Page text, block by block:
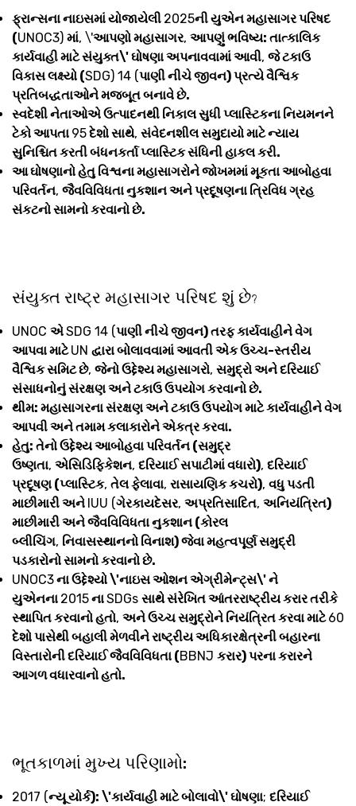
ફ્રાન્સના નાઇસમાં યોજાયેલી 2025ની યુએન મહાસાગર પરિષદ
(UNOC3) માં, \'આપણો મહાસાગર, આપણું ભવિષ્ય: તાત્કાલિક
કાર્યવાહી માટે સંયુક્ત\' ઘોષણા અપનાવવામાં આવી, જે ટકાઉ
વિકાસ લક્ષ્યો (SDG) 14 (પાણી નીચે જીવન) પ્રત્યે વૈશ્વિક
પ્રતિબદ્ધતાઓને મજબૂત બનાવે છે.
સ્વદેશી નેતાઓએ ઉત્પાદનથી નિકાલ સુધી પ્લાસ્ટિકના નિયમનને
ટેકો આપતા 95દેશો સાથે, સંવેદનશીલ સમુદાયો માટે ન્યાય
સુનિશ્ચિત કરતી બંધનકર્તા પ્લાસ્ટિક સંધિની હાકલ કરી.
આ ઘોષણાનો હેતુ વિશ્વના મહાસાગરોને જોખમમાં મૂકતા આબોહવા
પરિવર્તન, જૈવવિવિધતા નુકશાન અને પ્રદૂષણના ત્રિવિધ ગ્રહ
સંકટનો સામનો કરવાનો છે.
સંયુક્ત રાષ્ટ્ર મહાસાગર પરિષદ શું છે?
UNOC એSDG 14 (પાણી નીચે જીવન) તરફ કાર્યવાહીને વેગ
આપવા માટેUN દ્વારા બોલાવવામાં આવતી એક ઉચ્ચ-સ્તરીય
વૈશ્વિક સમિટ છે, જેનો ઉદ્દેશ્ય મહાસાગરો, સમુદ્રો અને દરિયાઈ
સંસાધનોનું સંરક્ષણ અને ટકાઉ ઉપયોગ કરવાનો છે.
થીમ: મહાસાગરના સંરક્ષણ અને ટકાઉ ઉપયોગ માટે કાર્યવાહીને વેગ
આપવી અને તમામ કલાકારોને એકત્ર કરવા.
હેતુ: તેનો ઉદ્દેશ્ય આબોહવા પરિવર્તન (સમુદ્ર
ઉષ્ણતા, એસિડિફિકેશન, દરિયાઈ સપાટીમાં વધારો), દરિયાઈ
પ્રદૂષણ (પ્લાસ્ટિક, તેલ ફેલાવા, રાસાયણિક કચરો), વધુ પડતી
માછીમારી અને IUU (ગેરકાયદેસર, અપ્રતિસાદિત, અનિયંત્રિત)
માછીમારી અને જૈવવિવિધતા નુકશાન (કોરલ
બ્લીચિંગ, નિવાસસ્થાનનો વિનાશ) જેવા મહત્વપૂર્ણ સમુદ્રી
પડકારોનો સામનો કરવાનો છે.
UNOC3ના ઉદ્દેશ્યો \'નાઇસ ઓશન એગ્રીમેન્ટ્સ\' ને
યુએનના 2015નાSDGs સાથે સંરેખિત આંતરરાષ્ટ્રીય કરાર તરીકે
સ્થાપિત કરવાનો હતો, અને ઉચ્ચ સમુદ્રોને નિયંત્રિત કરવા માટે60
દેશો પાસેથી બહાલી મેળવીને રાષ્ટ્રીય અધિકારક્ષેત્રની બહારના
વિસ્તારોની દરિયાઈ જૈવવિવિધતા (BBNJ કરાર) પરના કરારને
આગળ વધારવાનો હતો.
ભૂતકાળમાં મુખ્ય પરિણામો:
2017 (ન્યૂ યોર્ક): \'કાર્યવાહી માટે બોલાવો\' ઘોષણા; દરિયાઈ